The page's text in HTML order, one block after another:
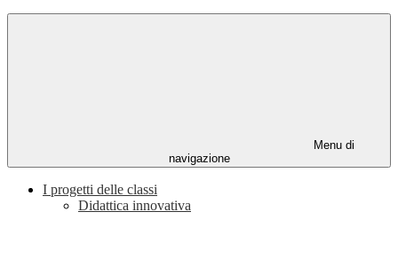
Menu di
navigazione
I progetti delle classi
Didattica innovativa